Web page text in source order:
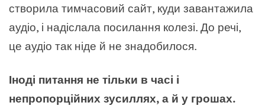
створила тимчасовий сайт, куди завантажила
аудіо, і надіслала посилання колезі. До речі,
це аудіо так ніде й не знадобилося.
Іноді питання не тільки в часі і
непропорційних зусиллях, а й у грошах.